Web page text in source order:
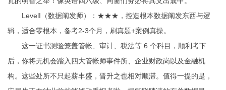
LevelI（数据阐发师）：★★★，控造根本数据阐发东西与逻
辑，适合零根本，备考2-3个月，刷真题+案例真操。
这一证书测验笼盖管帐、审计、税法等 6 个科目，顺利考下
后，你将无机会踏入四大管帐师事件所、企业财政岗以及金融机
构。这些处所不只起薪丰盛，晋升之也相对顺滞。值得一提的是，